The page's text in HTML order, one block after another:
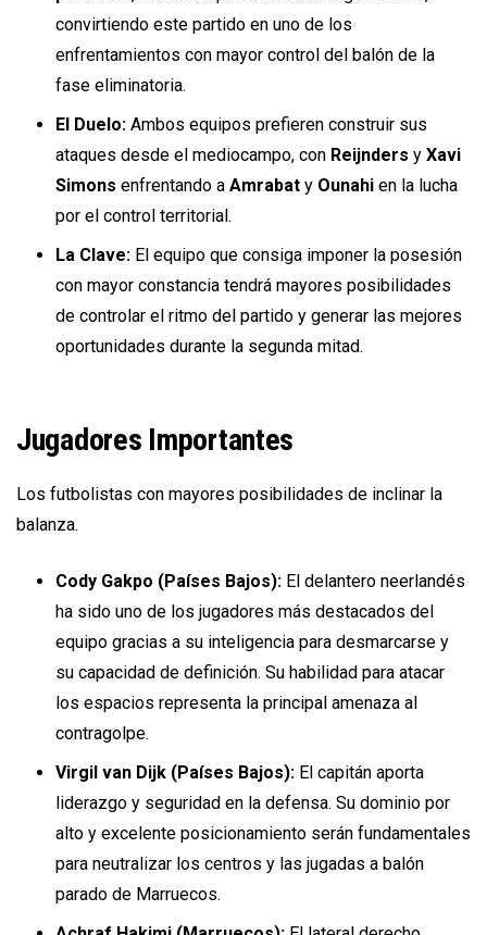
convirtiendo este partido en uno de los
enfrentamientos con mayor control del balón de la
fase eliminatoria.
El Duelo: Ambos equipos prefieren construir sus
ataques desde el mediocampo, con Reijnders y Xavi
Simons enfrentando a Amrabat y Ounahi en la lucha
por el control territorial.
La Clave: El equipo que consiga imponer la posesión
con mayor constancia tendrá mayores posibilidades
de controlar el ritmo del partido y generar las mejores
oportunidades durante la segunda mitad.
Jugadores Importantes
Los futbolistas con mayores posibilidades de inclinar la
balanza.
Cody Gakpo (Países Bajos): El delantero neerlandés
ha sido uno de los jugadores más destacados del
equipo gracias a su inteligencia para desmarcarse y
su capacidad de definición. Su habilidad para atacar
los espacios representa la principal amenaza al
contragolpe.
Virgil van Dijk (Países Bajos): El capitán aporta
liderazgo y seguridad en la defensa. Su dominio por
alto y excelente posicionamiento serán fundamentales
para neutralizar los centros y las jugadas a balón
parado de Marruecos.